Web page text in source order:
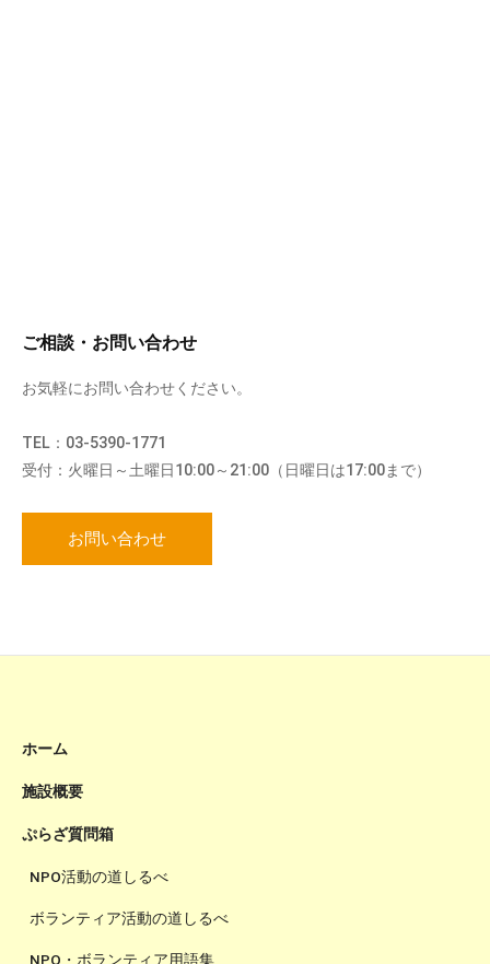
ご相談・お問い合わせ
お気軽にお問い合わせください。
TEL：03-5390-1771
受付：火曜日～土曜日10:00～21:00（日曜日は17:00まで）
お問い合わせ
ホーム
施設概要
ぷらざ質問箱
NPO活動の道しるべ
ボランティア活動の道しるべ
NPO・ボランティア用語集